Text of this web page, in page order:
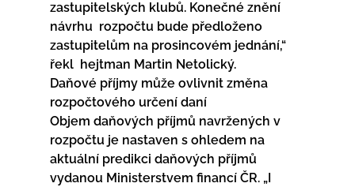
zastupitelských klubů. Konečné znění
návrhu  rozpočtu bude předloženo
zastupitelům na prosincovém jednání,“
řekl  hejtman Martin Netolický.
Daňové příjmy může ovlivnit změna
rozpočtového určení daní
Objem daňových příjmů navržených v
rozpočtu je nastaven s ohledem na
aktuální predikci daňových příjmů
vydanou Ministerstvem financí ČR. „I